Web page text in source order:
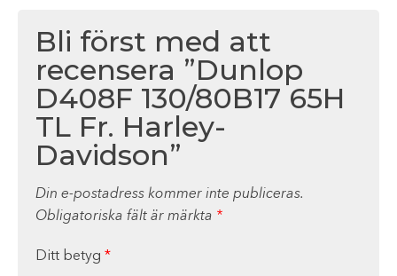
Bli först med att
recensera ”Dunlop
D408F 130/80B17 65H
TL Fr. Harley-
Davidson”
Din e-postadress kommer inte publiceras.
Obligatoriska fält är märkta *
Ditt betyg *